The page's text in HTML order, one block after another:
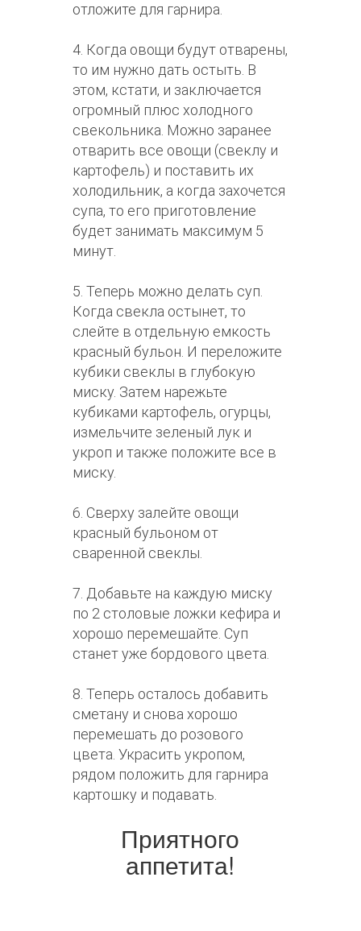
отложите для гарнира.
4. Когда овощи будут отварены,
то им нужно дать остыть. В
этом, кстати, и заключается
огромный плюс холодного
свекольника. Можно заранее
отварить все овощи (свеклу и
картофель) и поставить их
холодильник, а когда захочется
супа, то его приготовление
будет занимать максимум 5
минут.
5. Теперь можно делать суп.
Когда свекла остынет, то
слейте в отдельную емкость
красный бульон. И переложите
кубики свеклы в глубокую
миску. Затем нарежьте
кубиками картофель, огурцы,
измельчите зеленый лук и
укроп и также положите все в
миску.
6. Сверху залейте овощи
красный бульоном от
сваренной свеклы.
7. Добавьте на каждую миску
по 2 столовые ложки кефира и
хорошо перемешайте. Суп
станет уже бордового цвета.
8. Теперь осталось добавить
сметану и снова хорошо
перемешать до розового
цвета. Украсить укропом,
рядом положить для гарнира
картошку и подавать.
Приятного
аппетита!